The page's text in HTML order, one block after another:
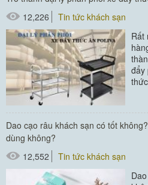
12,226
Tin tức khách sạn
Rất
đẩy
Dao cạo râu khách sạn có tốt
dùng không?
12,552
Tin tức khách sạn